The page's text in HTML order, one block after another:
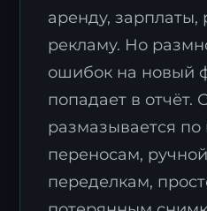
аренду, зарплаты,
рекламу. Но
ошибок на новый
попадает в отчёт.
размазывается по
переносам,
переделкам,